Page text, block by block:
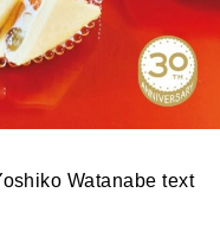
Watanabe text